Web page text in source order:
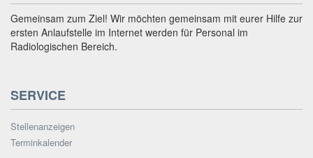
Gemeinsam zum Ziel! Wir möchten gemeinsam mit eurer Hilfe zur
ersten Anlaufstelle im Internet werden für Personal im
Radiologischen Bereich.
SERVICE
Stellenanzeigen
Terminkalender